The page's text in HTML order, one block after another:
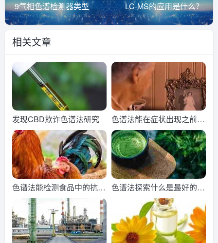
9气相色谱检测器类型 LC-MS的应用是什么？
相关文章
发现CBD欺诈色谱法研究
色谱法能在症状出现之前识
别阿尔茨海默病吗？
色谱法能检测食品中的抗生
素吗？
色谱法探索什么是最好的绿